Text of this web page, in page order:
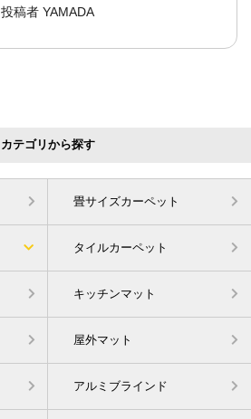
投稿者 YAMADA
カテゴリから探す
畳サイズカーペット
タイルカーペット
キッチンマット
屋外マット
アルミブラインド